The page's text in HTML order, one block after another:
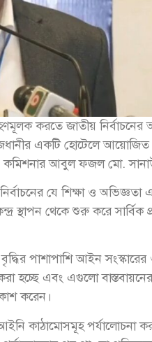
করতে জাতীয়
একটি হোটেলে আয়োজিত
কমিশনার আবুল ফজল মো.
যে শিক্ষা ও অভিজ্ঞতা
স্থাপন থেকে শুরু করে সার্বিক
বৃদ্ধির পাশাপাশি আইন
হচ্ছে এবং এগুলো
করেন।
কাঠামোসমূহ পর্যালোচনা